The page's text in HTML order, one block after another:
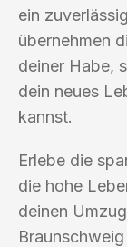
ein
übernehmen
deiner Habe,
dein neues
kannst.
Erlebe die
die hohe
deinen